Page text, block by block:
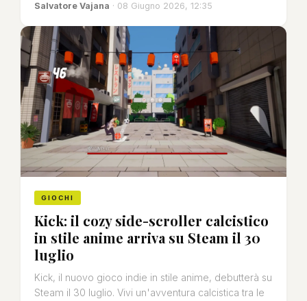
Salvatore Vajana · 08 Giugno 2026, 12:35
GIOCHI
Kick: il cozy side-scroller calcistico
in stile anime arriva su Steam il 30
luglio
Kick, il nuovo gioco indie in stile anime, debutterà su
Steam il 30 luglio. Vivi un'avventura calcistica tra le